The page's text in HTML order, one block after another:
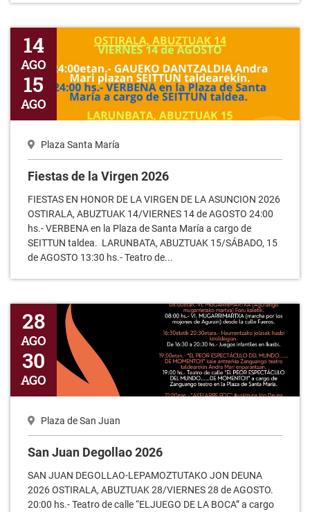
Fiestas de la Virgen 2026
14
AGO
15
AGO
Plaza Santa María
Fiestas de la Virgen 2026
FIESTAS EN HONOR DE LA VIRGEN DE LA ASUNCION 2026
OSTIRALA, ABUZTUAK 14/VIERNES 14 de AGOSTO 24:00
hs.- VERBENA en la Plaza de Santa María a cargo de
SEITTUN taldea. LARUNBATA, ABUZTUAK 15/SÁBADO, 15
de AGOSTO 13:30 hs.- Teatro de...
San Juan Degollao 2026
28
AGO
30
AGO
Plaza de San Juan
San Juan Degollao 2026
SAN JUAN DEGOLLAO-LEPAMOZTUTAKO JON DEUNA
2026 OSTIRALA, ABUZTUAK 28/VIERNES 28 de AGOSTO.
20:00 hs.- Teatro de calle “ELJUEGO DE LA BOCA” a cargo